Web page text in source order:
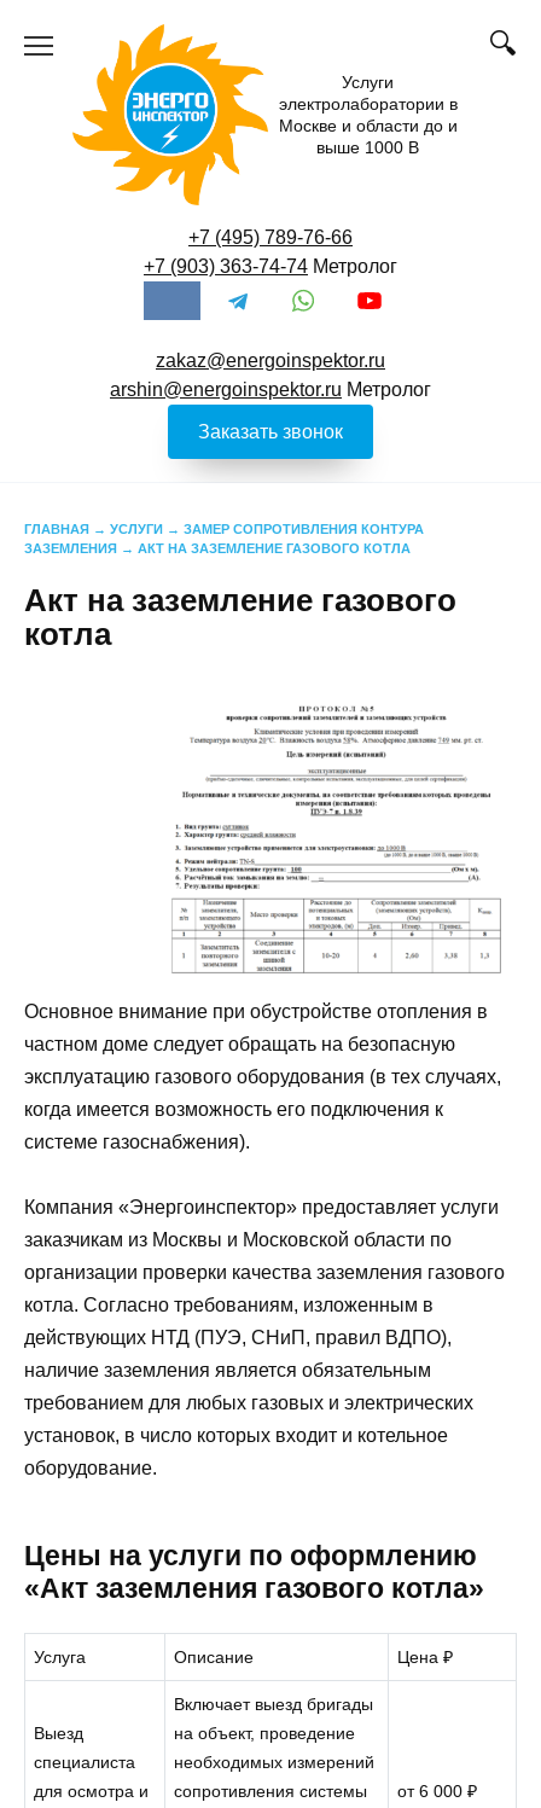
содержанию
Услуги
электролаборатории в
Москве и области до и
выше 1000 В
+7 (495) 789-76-66
+7 (903) 363-74-74 Метролог
zakaz@energoinspektor.ru
arshin@energoinspektor.ru Метролог
Заказать звонок
ГЛАВНАЯ → УСЛУГИ → ЗАМЕР СОПРОТИВЛЕНИЯ КОНТУРА
ЗАЗЕМЛЕНИЯ → АКТ НА ЗАЗЕМЛЕНИЕ ГАЗОВОГО КОТЛА
Акт на заземление газового
котла
Основное внимание при обустройстве отопления в
частном доме следует обращать на безопасную
эксплуатацию газового оборудования (в тех случаях,
когда имеется возможность его подключения к
системе газоснабжения).
Компания «Энергоинспектор» предоставляет услуги
заказчикам из Москвы и Московской области по
организации проверки качества заземления газового
котла. Согласно требованиям, изложенным в
действующих НТД (ПУЭ, СНиП, правил ВДПО),
наличие заземления является обязательным
требованием для любых газовых и электрических
установок, в число которых входит и котельное
оборудование.
Цены на услуги по оформлению
«Акт заземления газового котла»
Услуга Описание Цена ₽
Выезд
специалиста
для осмотра и
Включает выезд бригады
на объект, проведение
необходимых измерений
сопротивления системы
от 6 000 ₽